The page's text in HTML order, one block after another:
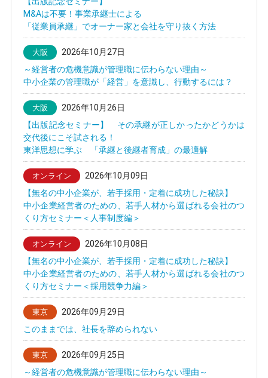
M&Aは不要！事業承継士による
「従業員承継」でオーナー家と会社を守り抜く方法
大阪
2026年10月27日
～経営者の危機意識が管理職に伝わらない理由～
中小企業の管理職が「経営」を意識し、行動するには？
大阪
2026年10月26日
【出版記念セミナー】 その承継が正しかったかどうかは
交代後にこそ試される！
東洋思想に学ぶ 「承継と後継者育成」の最適解
オンライン
2026年10月09日
【無名の中小企業が、若手採用・定着に成功した秘訣】
中小企業経営者のための、若手人材から選ばれる会社のつ
くり方セミナー＜人事制度編＞
オンライン
2026年10月08日
【無名の中小企業が、若手採用・定着に成功した秘訣】
中小企業経営者のための、若手人材から選ばれる会社のつ
くり方セミナー＜採用競争力編＞
東京
2026年09月29日
このままでは、社長を辞められない
東京
2026年09月25日
～経営者の危機意識が管理職に伝わらない理由～